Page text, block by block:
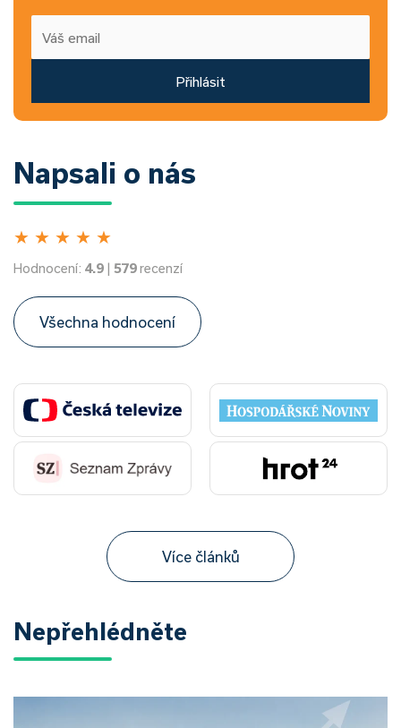
Přihlásit
Napsali o nás
★ ★ ★ ★ ★
Hodnocení: 4.9 | 579recenzí
Všechna hodnocení
Více článků
Nepřehlédněte